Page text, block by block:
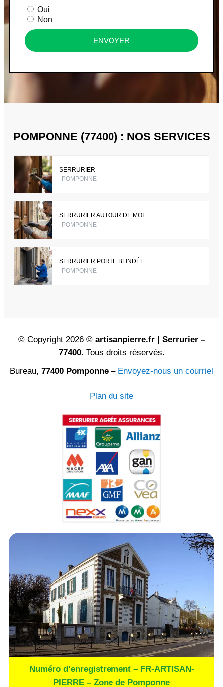
Oui
Non
ENVOYER
POMPONNE (77400) : NOS SERVICES
SERRURIER
POMPONNE
SERRURIER AUTOUR DE MOI
POMPONNE
SERRURIER PORTE BLINDÉE
POMPONNE
© Copyright 2026 © artisanpierre.fr | Serrurier –
77400. Tous droits réservés.
Bureau, 77400 Pomponne – Envoyez-nous un courriel
Plan du site
Numéro d’enregistrement – FR-ARTISAN-
PIERRE – Zone de Pomponne